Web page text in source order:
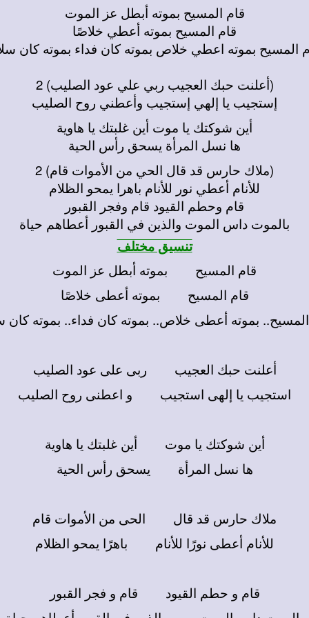
قام المسيح بموته أبطل عز الموت
قام المسيح بموته أعطي خلاصًا
المسيح بموته اعطي خلاص بموته كان فداء بموته كان
(أعلنت حبك العجيب ربي علي عود الصليب) 2
إستجيب يا إلهي إستجيب وأعطني روح الصليب
أين شوكتك يا موت أين غلبتك يا هاوية
ها نسل المرأة يسحق رأس الحية
(ملاك حارس قد قال الحي من الأموات قام) 2
للأنام أعطي نور للأنام باهرا يمحو الظلام
قام وحطم القيود قام وفجر القبور
بالموت داس الموت والذين في القبور أعطاهم حياة
تنسيق مختلف
قام المسيح بموته أبطل عز الموت
قام المسيح بموته أعطى خلاصًا
بموته أعطى خلاص.. بموته كان فداء.. بموته كان
أعلنت حبك العجيب ربى على عود الصليب
استجيب يا إلهى استجيب و اعطنى روح الصليب
أين شوكتك يا موت أين غلبتك يا هاوية
ها نسل المرأة يسحق رأس الحية
ملاك حارس قد قال الحى من الأموات قام
للأنام أعطى نورًا للأنام باهرًا يمحو الظلام
قام و حطم القيود قام و فجر القبور